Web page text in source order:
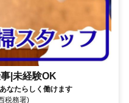
|未経験OK
なたらしく働けます
税務署)